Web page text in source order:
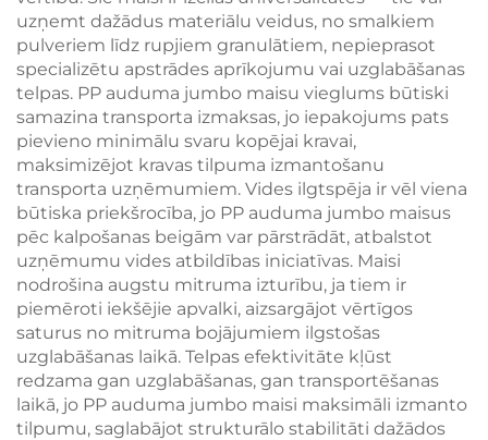
uzņemt dažādus materiālu veidus, no smalkiem
pulveriem līdz rupjiem granulātiem, nepieprasot
specializētu apstrādes aprīkojumu vai uzglabāšanas
telpas. PP auduma jumbo maisu vieglums būtiski
samazina transporta izmaksas, jo iepakojums pats
pievieno minimālu svaru kopējai kravai,
maksimizējot kravas tilpuma izmantošanu
transporta uzņēmumiem. Vides ilgtspēja ir vēl viena
būtiska priekšrocība, jo PP auduma jumbo maisus
pēc kalpošanas beigām var pārstrādāt, atbalstot
uzņēmumu vides atbildības iniciatīvas. Maisi
nodrošina augstu mitruma izturību, ja tiem ir
piemēroti iekšējie apvalki, aizsargājot vērtīgos
saturus no mitruma bojājumiem ilgstošas
uzglabāšanas laikā. Telpas efektivitāte kļūst
redzama gan uzglabāšanas, gan transportēšanas
laikā, jo PP auduma jumbo maisi maksimāli izmanto
tilpumu, saglabājot strukturālo stabilitāti dažādos